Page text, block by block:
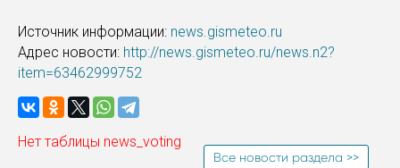
Источник информации: news.gismeteo.ru
Адрес новости: http://news.gismeteo.ru/news.n2?
item=63462999752
Нет таблицы news_voting
Все новости раздела >>